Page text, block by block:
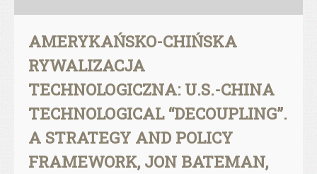
AMERYKAŃSKO-CHIŃSKA
RYWALIZACJA
TECHNOLOGICZNA: U.S.-CHINA
TECHNOLOGICAL “DECOUPLING”.
A STRATEGY AND POLICY
FRAMEWORK, JON BATEMAN,